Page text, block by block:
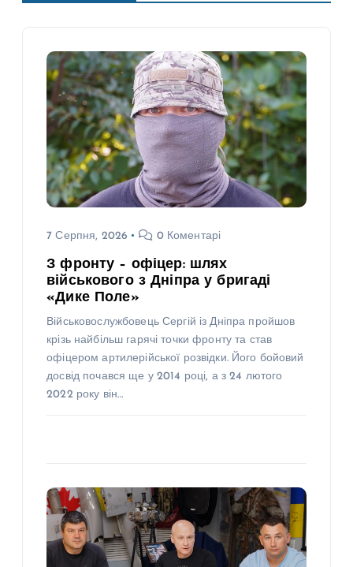
7 Серпня, 2026 0 Коментарі
З фронту – офіцер: шлях
військового з Дніпра у бригаді
«Дике Поле»
Військовослужбовець Сергій із Дніпра пройшов
крізь найбільш гарячі точки фронту та став
офіцером артилерійської розвідки. Його бойовий
досвід почався ще у 2014 році, а з 24 лютого
2022 року він…